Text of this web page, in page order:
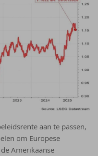
aan te passen,
om Europese
Amerikaanse